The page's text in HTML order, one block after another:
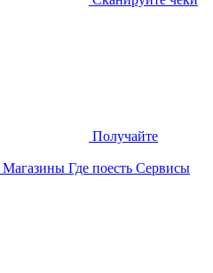
Получайте
Магазины Где поесть Сервисы